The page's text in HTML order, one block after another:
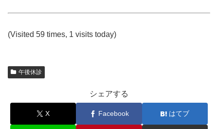
(Visited 59 times, 1 visits today)
午後休診
シェアする
X Facebook はてブ